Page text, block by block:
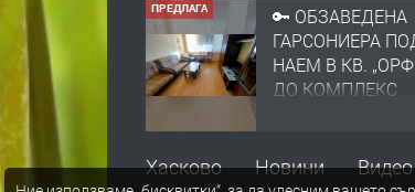
ПРЕДЛАГА
🔑 ОБЗАВЕДЕНА
ГАРСОНИЕРА
НАЕМ В КВ.
ДО КОМПЛЕКС
ПРЕДЛАГА
НАПЪЛНО
Хасково Новини Видео